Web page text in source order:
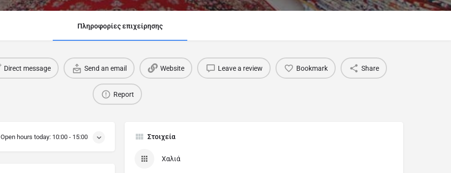
Πληροφορίες επιχείρησης
Direct message Send an email Website Leave a review Bookmark Share
Report
Open hours today: 10:00 - 15:00 Στοιχεία
Χαλιά